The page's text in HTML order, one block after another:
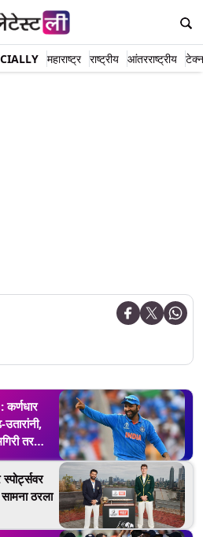
महाराष्ट्र राष्ट्रीय आंतरराष्ट्रीय
उतारांनी,
तर
सामना ठरला